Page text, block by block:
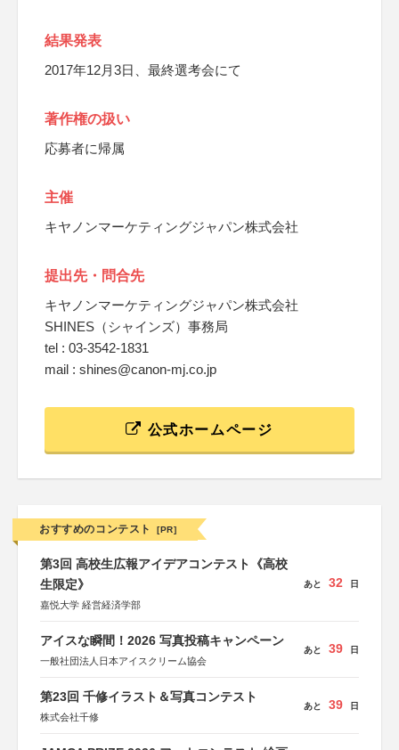
結果発表
2017年12月3日、最終選考会にて
著作権の扱い
応募者に帰属
主催
キヤノンマーケティングジャパン株式会社
提出先・問合先
キヤノンマーケティングジャパン株式会社
SHINES（シャインズ）事務局
tel : 03-3542-1831
mail : shines@canon-mj.co.jp
公式ホームページ
おすすめのコンテスト [PR]
第3回 高校生広報アイデアコンテスト《高校
生限定》
嘉悦大学 経営経済学部
あと 32 日
アイスな瞬間！2026 写真投稿キャンペーン
一般社団法人日本アイスクリーム協会
あと 39 日
第23回 千修イラスト＆写真コンテスト
株式会社千修
あと 39 日